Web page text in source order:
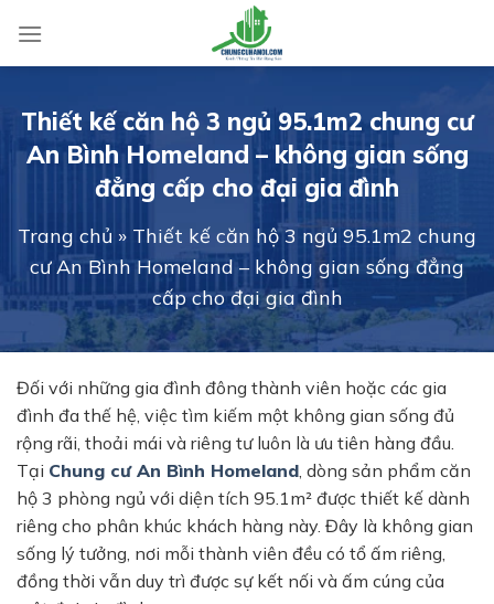
content
Thiết kế căn hộ 3 ngủ 95.1m2 chung cư
An Bình Homeland – không gian sống
đẳng cấp cho đại gia đình
Trang chủ » Thiết kế căn hộ 3 ngủ 95.1m2 chung
cư An Bình Homeland – không gian sống đẳng
cấp cho đại gia đình
Đối với những gia đình đông thành viên hoặc các gia
đình đa thế hệ, việc tìm kiếm một không gian sống đủ
rộng rãi, thoải mái và riêng tư luôn là ưu tiên hàng đầu.
Tại Chung cư An Bình Homeland, dòng sản phẩm căn
hộ 3 phòng ngủ với diện tích 95.1m² được thiết kế dành
riêng cho phân khúc khách hàng này. Đây là không gian
sống lý tưởng, nơi mỗi thành viên đều có tổ ấm riêng,
đồng thời vẫn duy trì được sự kết nối và ấm cúng của